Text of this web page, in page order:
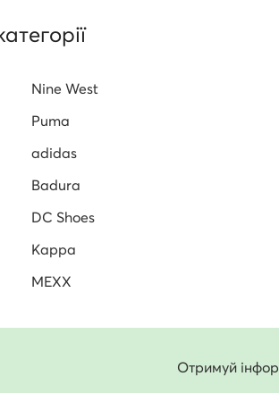
Nine West
Puma
adidas
Badura
DC Shoes
Kappa
MEXX
Отримуй